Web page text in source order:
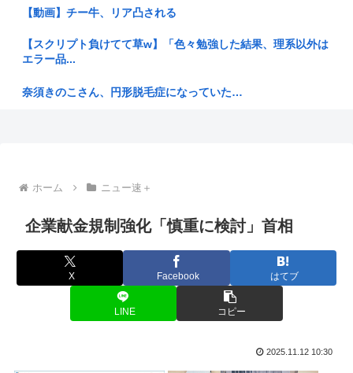
【悲報】外国人の医療費未払いが多すぎたので病院が外国人の
治療を断...
【静岡市】「息子が痴漢された」住宅街の路上で帰宅途中の男
子小学生...
【速報】ワンピースでペルが「世界に5種しかない飛行能力」
ガ〇ジ「ティッシュ43回折ったら月に届く」ワイ「バカ届く
訳ねーや...
元EXILE・黒木啓司、妻・宮崎麗果被告へのDV事案で逮捕さ
カンニング竹山、消費税減税失敗→増税の流れ想像「次誰が総
理やりた...
【朝鮮再侵略、手をこまねいてはいない、軍事的選択肢だ】北
【動画】チー牛、リア凸される
【スクリプト負けてて草w】「色々勉強した結果、理系以外は
エラー品...
奈須きのこさん、円形脱毛症になっていた…
候群にな...
【覇権】ホロライブドリームス、セルラン1位に返り咲く
WIWIWI...
ごめん、ワンルーム住んでる奴って女呼んだときにウ●コのブ
ホーム ニュー速＋
企業献金規制強化「慎重に検討」首相
X Facebook はてブ
LINE コピー
2025.11.12 10:30